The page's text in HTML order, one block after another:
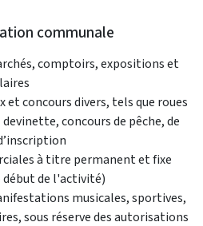
communale
comptoirs, expositions et
et concours divers, tels que roues
concours de pêche, de
à titre permanent et fixe
de l'activité)
musicales, sportives,
sous réserve des autorisations